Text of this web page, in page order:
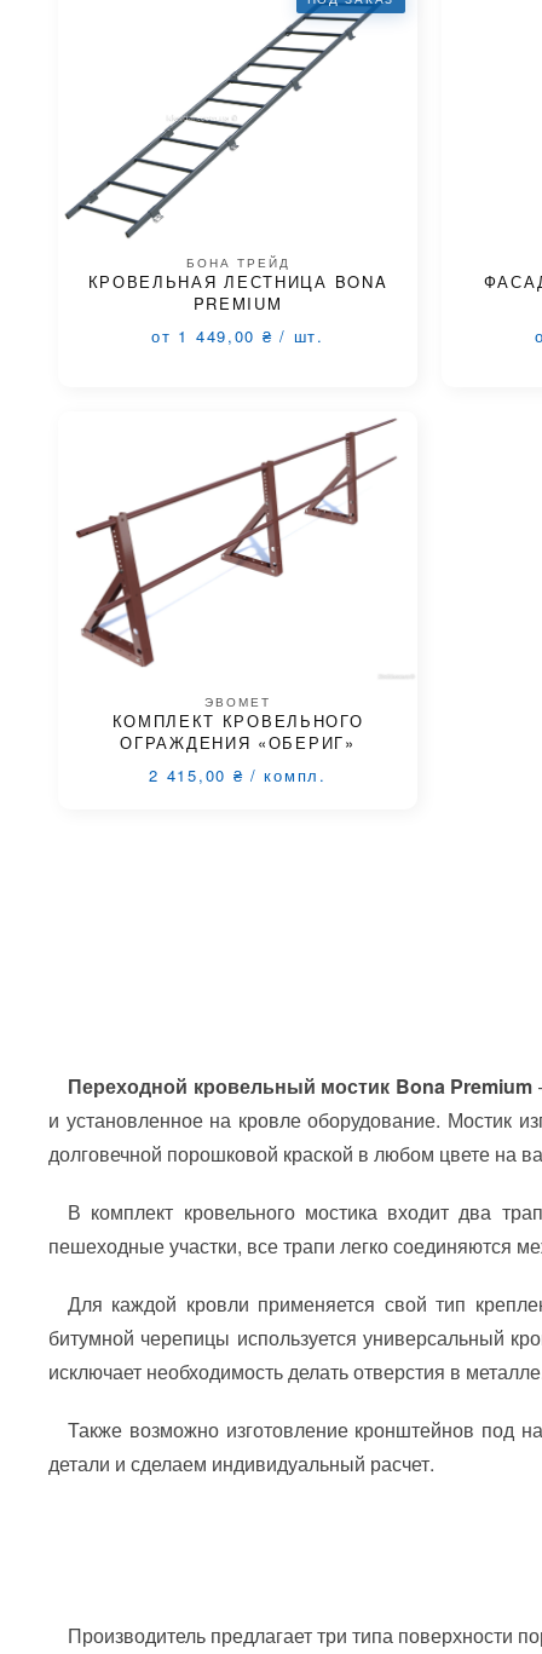
БОНА ТРЕЙД
КРОВЕЛЬНАЯ ЛЕСТНИЦА BONA
PREMIUM
от 1 449,00 ₴ / шт.
ЭВОМЕТ
КОМПЛЕКТ КРОВЕЛЬНОГО
ОГРАЖДЕНИЯ «ОБЕРИГ»
2 415,00 ₴ / компл.
Переходной кровельный мостик Bona Premium
и установленное на кровле оборудование. Мостик
долговечной порошковой краской в любом цвете на
В комплект кровельного мостика входит два
пешеходные участки, все трапи легко соединяются
Для каждой кровли применяется свой тип
битумной черепицы используется универсальный
исключает необходимость делать отверстия в
Также возможно изготовление кронштейнов под
детали и сделаем индивидуальный расчет.
Производитель предлагает три типа поверхности